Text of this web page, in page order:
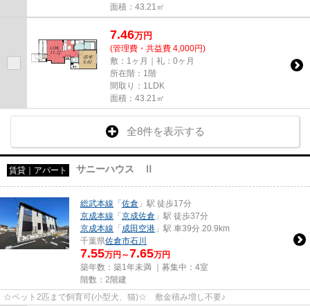
面積：43.21㎡
7.46万円
(管理費・共益費 4,000円)
敷：1ヶ月｜礼：0ヶ月
所在階：1階
間取り：1LDK
面積：43.21㎡
全8件を表示する
賃貸｜アパート サニーハウス Ⅱ
総武本線 「佐倉 」駅 徒歩17分
京成本線 「京成佐倉 」駅 徒歩37分
京成本線 「成田空港 」駅 車39分 20.9km
千葉県佐倉市石川
7.55万円～7.65万円
築年数：築1年未満 ｜募集中： 4室
階数：2階建
☆ペット2匹まで飼育可(小型犬、猫)☆ 敷金積み増し不要♪